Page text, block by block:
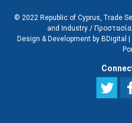
© 2022 Republic of Cyprus, Trade
and Industry /
Design & Development by BDigital